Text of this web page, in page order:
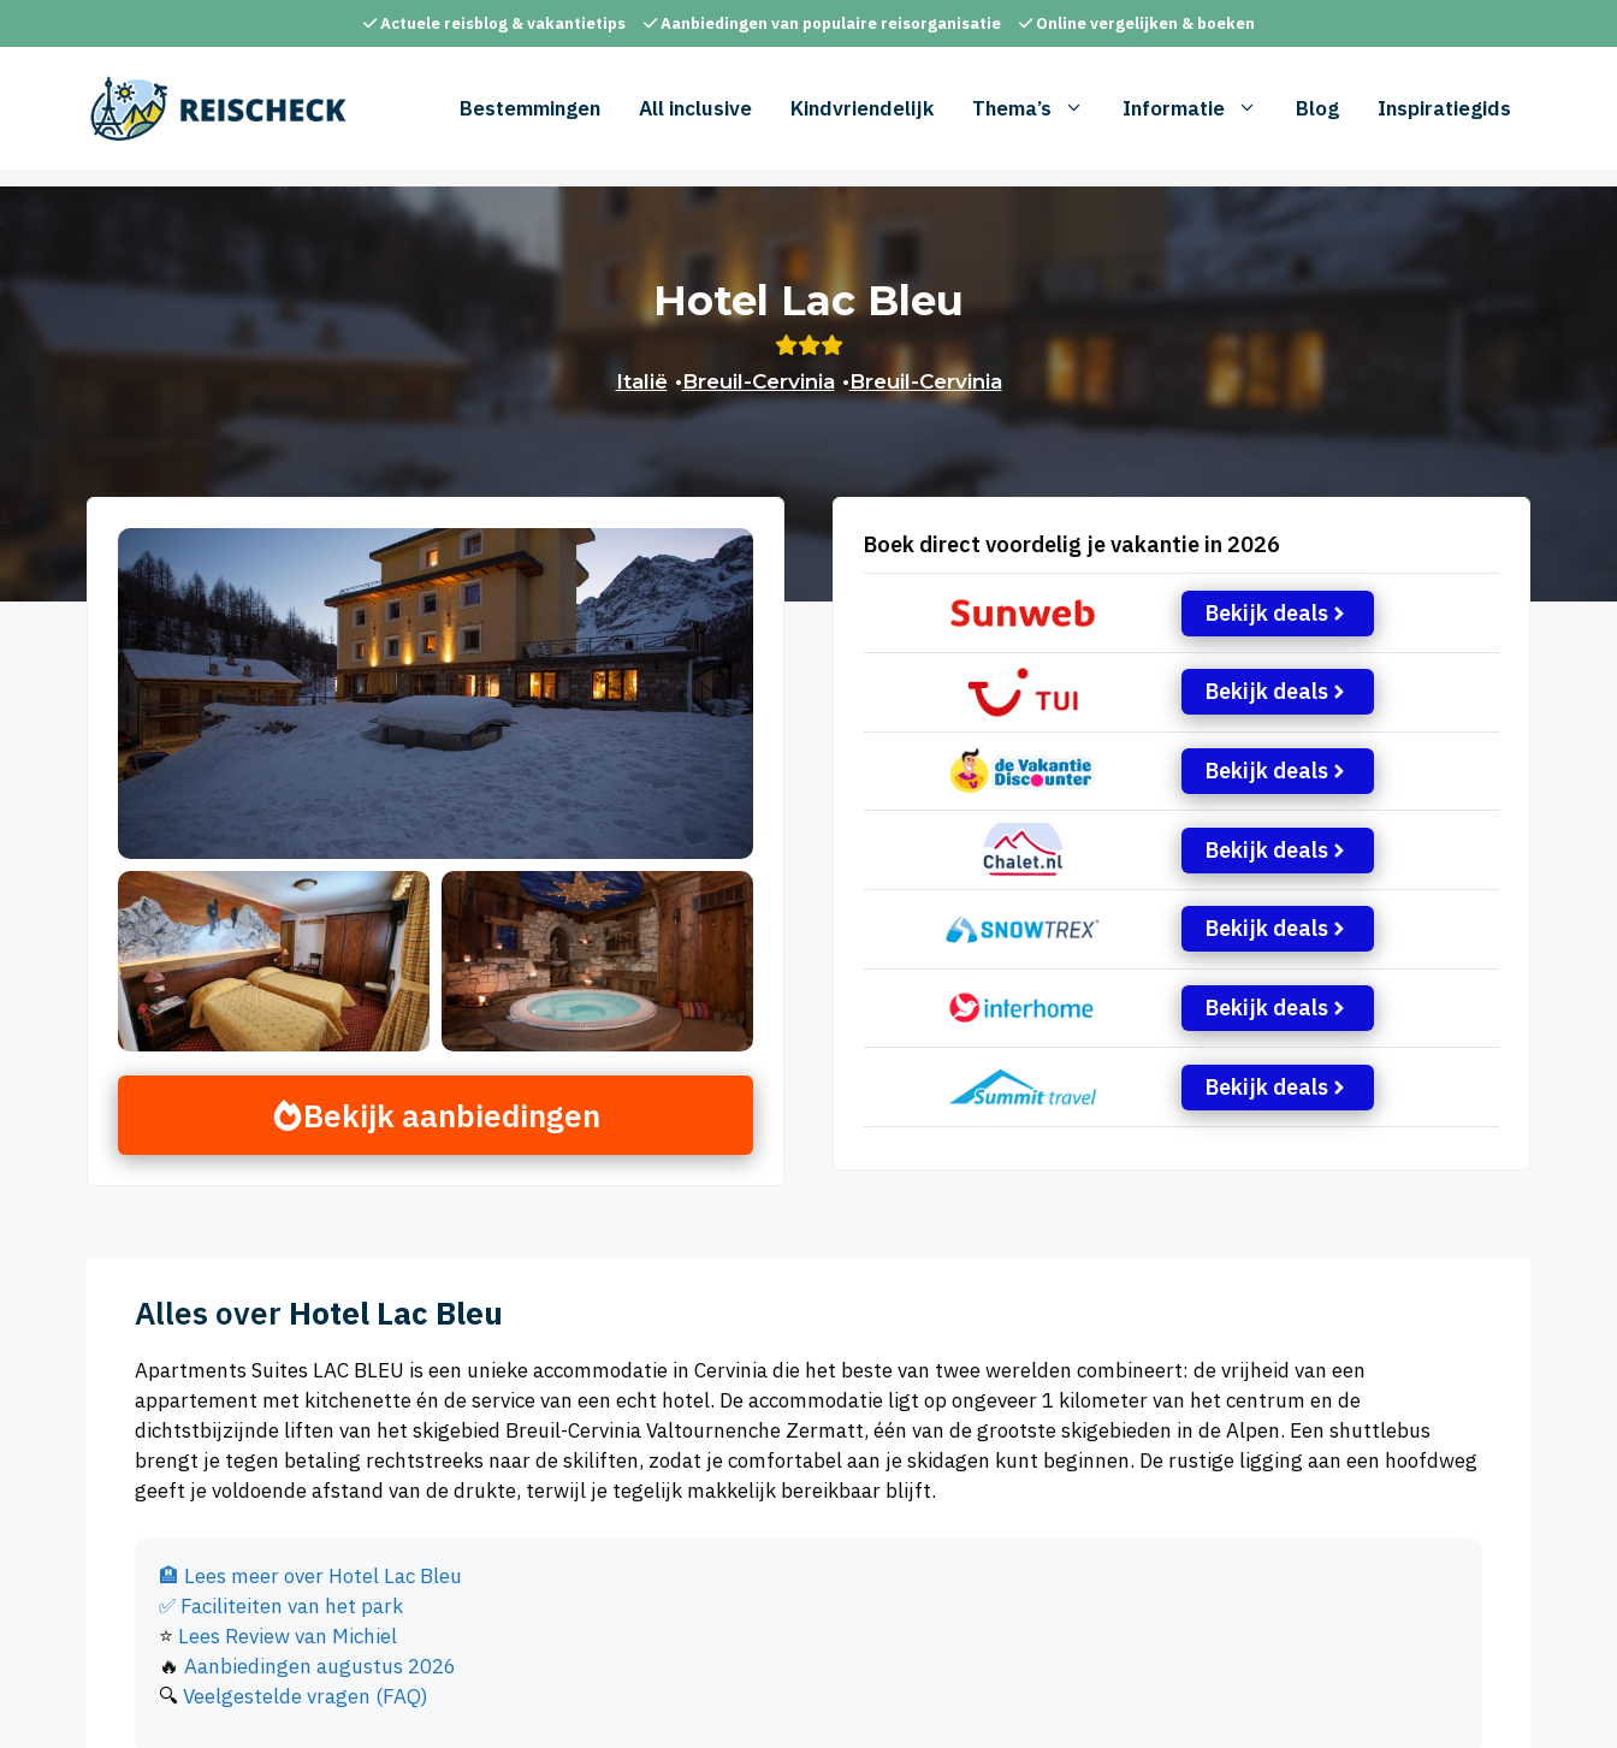
naar
Actuele reisblog & vakantietips Aanbiedingen van populaire reisorganisatie Online vergelijken & boeken
Bestemmingen All inclusive Kindvriendelijk Thema’s Informatie Blog Inspiratiegids
Hotel Lac Bleu
Italië •Breuil-Cervinia •Breuil-Cervinia
Bekijk aanbiedingen
Boek direct voordelig je vakantie in 2026
Bekijk deals
Bekijk deals
Bekijk deals
Bekijk deals
Bekijk deals
Bekijk deals
Bekijk deals
Alles over Hotel Lac Bleu
Apartments Suites LAC BLEU is een unieke accommodatie in Cervinia die het beste van twee werelden combineert: de vrijheid van een
appartement met kitchenette én de service van een echt hotel. De accommodatie ligt op ongeveer 1 kilometer van het centrum en de
dichtstbijzijnde liften van het skigebied Breuil-Cervinia Valtournenche Zermatt, één van de grootste skigebieden in de Alpen. Een shuttlebus
brengt je tegen betaling rechtstreeks naar de skiliften, zodat je comfortabel aan je skidagen kunt beginnen. De rustige ligging aan een hoofdweg
geeft je voldoende afstand van de drukte, terwijl je tegelijk makkelijk bereikbaar blijft.
🏨 Lees meer over Hotel Lac Bleu
✅ Faciliteiten van het park
⭐ Lees Review van Michiel
🔥 Aanbiedingen augustus 2026
🔍Veelgestelde vragen (FAQ)